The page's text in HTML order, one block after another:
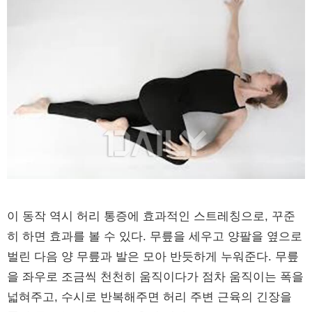
이 동작 역시 허리 통증에 효과적인 스트레칭으로, 꾸준
히 하면 효과를 볼 수 있다. 무릎을 세우고 양팔을 옆으로
벌린 다음 양 무릎과 발은 모아 반듯하게 누워준다. 무릎
을 좌우로 조금씩 천천히 움직이다가 점차 움직이는 폭을
넓혀주고, 수시로 반복해주면 허리 주변 근육의 긴장을